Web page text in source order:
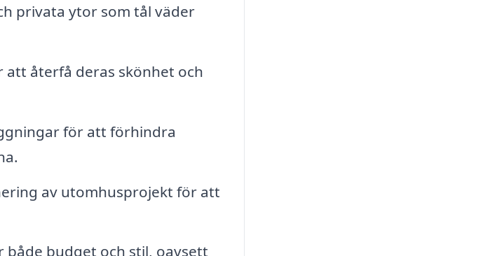
privata ytor som tål väder
återfå deras skönhet och
för att förhindra
av utomhusprojekt för att
både budget och stil, oavsett